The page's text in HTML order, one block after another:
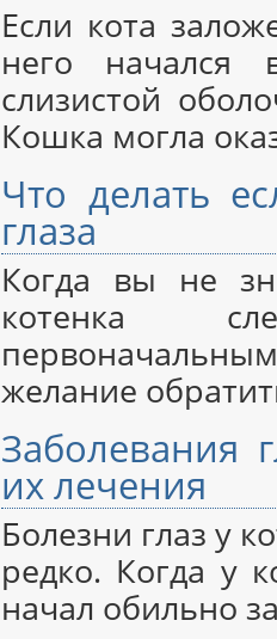
Если кота
него начался
слизистой
Кошка могла
Что делать
глаза
Когда вы не
котенка
желание
Заболевания
их лечения
Болезни глаз у
редко. Когда у
начал обильно